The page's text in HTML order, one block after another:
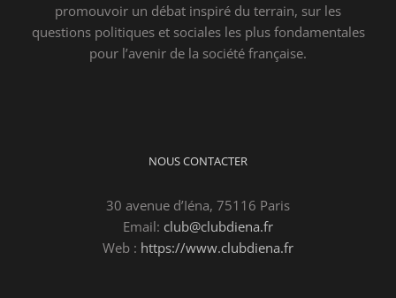
promouvoir un débat inspiré du terrain, sur les
questions politiques et sociales les plus fondamentales
pour l’avenir de la société française.
NOUS CONTACTER
30 avenue d’Iéna, 75116 Paris
Email: club@clubdiena.fr
Web : https://www.clubdiena.fr